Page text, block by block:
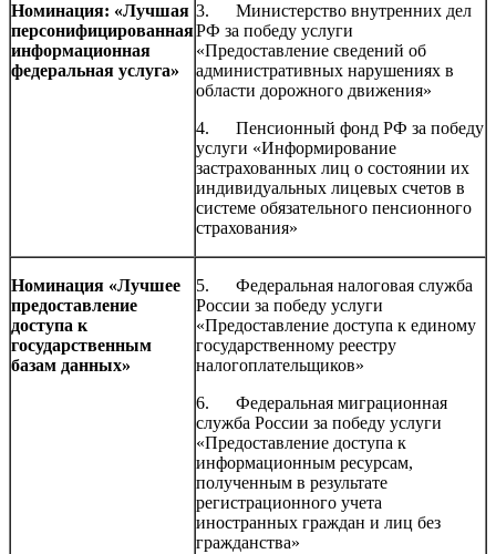
Номинация: «Лучшая
персонифицированная
информационная
федеральная услуга»
3. Министерство внутренних дел
РФ за победу услуги
«Предоставление сведений об
административных нарушениях в
области дорожного движения»
4. Пенсионный фонд РФ за победу
услуги «Информирование
застрахованных лиц о состоянии их
индивидуальных лицевых счетов в
системе обязательного пенсионного
страхования»
Номинация «Лучшее
предоставление
доступа к
государственным
базам данных»
5. Федеральная налоговая служба
России за победу услуги
«Предоставление доступа к единому
государственному реестру
налогоплательщиков»
6. Федеральная миграционная
служба России за победу услуги
«Предоставление доступа к
информационным ресурсам,
полученным в результате
регистрационного учета
иностранных граждан и лиц без
гражданства»